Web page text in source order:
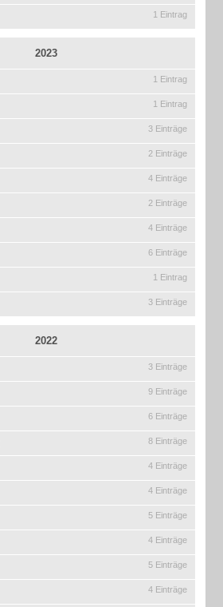
1 Eintrag
2023
1 Eintrag
1 Eintrag
3 Einträge
2 Einträge
4 Einträge
2 Einträge
4 Einträge
6 Einträge
1 Eintrag
3 Einträge
2022
3 Einträge
9 Einträge
6 Einträge
8 Einträge
4 Einträge
4 Einträge
5 Einträge
4 Einträge
5 Einträge
4 Einträge